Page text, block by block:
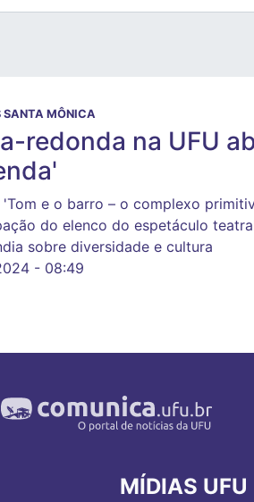
SANTA MÔNICA
redonda na UFU
'Tom e o barro – o complexo
do elenco do espetáculo
sobre diversidade e cultura
- 08:49
MÍDIAS UFU